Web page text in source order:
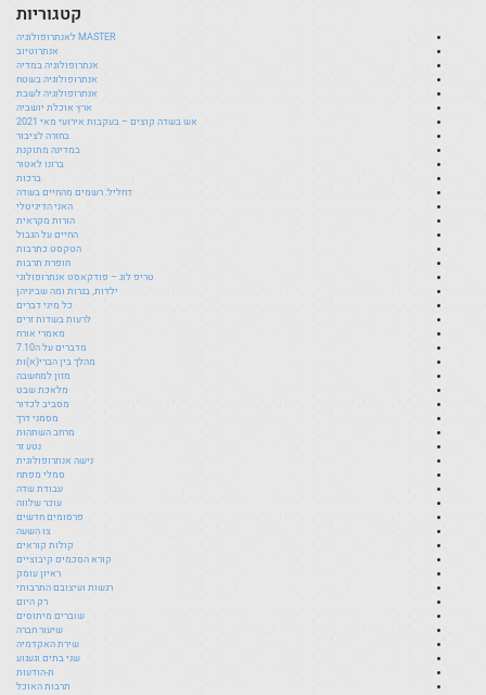
קטגוריות
MASTER לאנתרופולוגיה
אנתרוטיוב
אנתרופולוגיה במדיה
אנתרופולוגיה בשטח
אנתרופולוגיה לשבת
ארץ אוכלת יושביה
אש בשדה קוצים – בעקבות אירועי מאי 2021
בחזרה לציבור
במדינה מתוקנת
ברונו לאטור
ברכות
דחליל: רשמים מהחיים בשדה
האני הדיגיטלי
הורות מקראית
החיים על הגבול
הטקסט כתרבות
חופרת תרבות
טריפ לוג – פודקאסט אנתרופולוגי
ילדות, בגרות ומה שביניהן
כל מיני דברים
לרעות בשדות זרים
מאמרי אורח
מדברים על ה7.10
מהלך בין הברי(א)ות
מזון למחשבה
מלאכת שבט
מסביב לכדור
מסמני דרך
מרחב השתהות
נטע זר
נישה אנתרופולוגית
סמלי מפתח
עבודת שדה
עוכר שלווה
פרסומים חדשים
צו השעה
קולות קוראים
קורא הסכמים קיבוציים
ראיון עומק
רגשות ועיצובם התרבותי
רק היום
שוברים מיתוסים
שיעור חברה
שירת האקדמיה
שני בתים וגעגוע
ת-הודעות
תרבות האוכל